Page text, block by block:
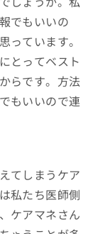
でもいいの
っています。
とってベスト
らです。方法
もいいので連
てしまうケア
私たち医師側
ケアマネさん